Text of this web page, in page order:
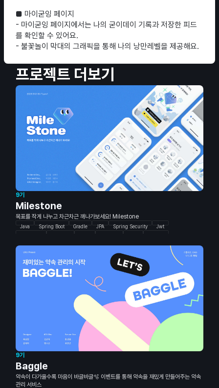
■ 마이굳잉 페이지
- 마이굳잉 페이지에서는 나의 굳이데이 기록과 저장한 피드
를 확인할 수 있어요.
- 불꽃놀이 막대의 그래픽을 통해 나의 낭만레벨을 제공해요.
프로젝트 더보기
9기
Milestone
목표를 작게 나누고 차근차근 깨나가보세요! Milestone
Java Spring Boot Gradle JPA Spring Security
Jwt
Alamofire
SnapKit Then
9기
Baggle
약속이 다가올수록 마음이 바글바글🫧 이벤트를 통해 약속을 재밌게 만들어주는 약속
관리 서비스